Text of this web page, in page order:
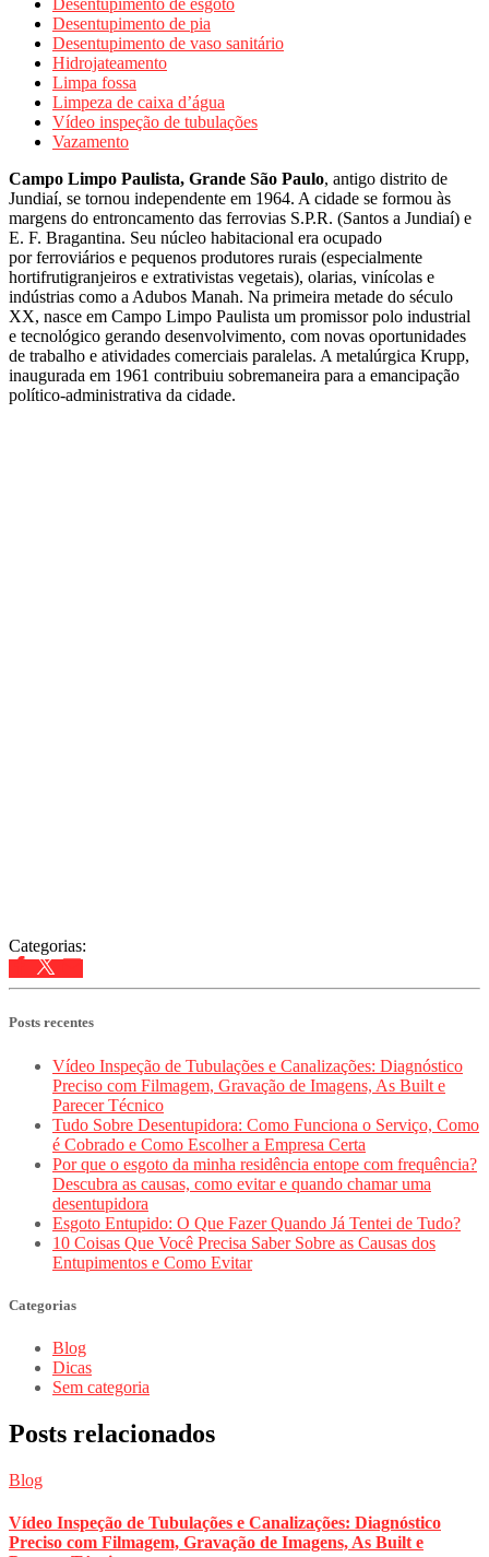
Desentupimento de esgoto
Desentupimento de pia
Desentupimento de vaso sanitário
Hidrojateamento
Limpa fossa
Limpeza de caixa d’água
Vídeo inspeção de tubulações
Vazamento
Campo Limpo Paulista, Grande São Paulo, antigo distrito de
Jundiaí, se tornou independente em 1964. A cidade se formou às
margens do entroncamento das ferrovias S.P.R. (Santos a Jundiaí) e
E. F. Bragantina. Seu núcleo habitacional era ocupado
por ferroviários e pequenos produtores rurais (especialmente
hortifrutigranjeiros e extrativistas vegetais), olarias, vinícolas e
indústrias como a Adubos Manah. Na primeira metade do século
XX, nasce em Campo Limpo Paulista um promissor polo industrial
e tecnológico gerando desenvolvimento, com novas oportunidades
de trabalho e atividades comerciais paralelas. A metalúrgica Krupp,
inaugurada em 1961 contribuiu sobremaneira para a emancipação
político-administrativa da cidade.
Categorias:
Posts recentes
Vídeo Inspeção de Tubulações e Canalizações: Diagnóstico
Preciso com Filmagem, Gravação de Imagens, As Built e
Parecer Técnico
Tudo Sobre Desentupidora: Como Funciona o Serviço, Como
é Cobrado e Como Escolher a Empresa Certa
Por que o esgoto da minha residência entope com frequência?
Descubra as causas, como evitar e quando chamar uma
desentupidora
Esgoto Entupido: O Que Fazer Quando Já Tentei de Tudo?
10 Coisas Que Você Precisa Saber Sobre as Causas dos
Entupimentos e Como Evitar
Categorias
Blog
Dicas
Sem categoria
Posts relacionados
Blog
Vídeo Inspeção de Tubulações e Canalizações: Diagnóstico
Preciso com Filmagem, Gravação de Imagens, As Built e